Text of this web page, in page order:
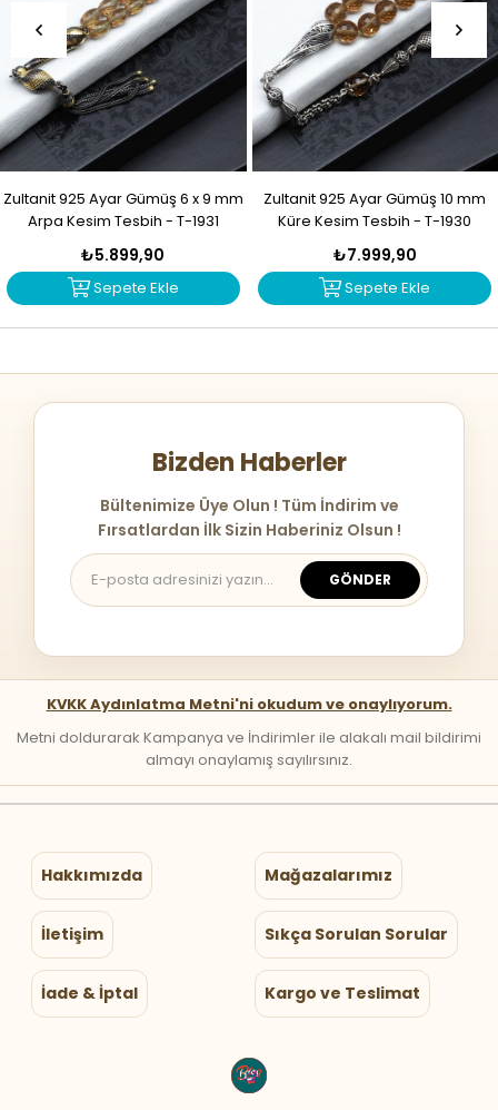
Zultanit 925 Ayar Gümüş 6 x 9 mm
Arpa Kesim Tesbih - T-1931
₺5.899,90
Sepete Ekle
Zultanit 925 Ayar Gümüş 10 mm
Küre Kesim Tesbih - T-1930
₺7.999,90
Sepete Ekle
Bizden Haberler
Bültenimize Üye Olun ! Tüm İndirim ve
Fırsatlardan İlk Sizin Haberiniz Olsun !
GÖNDER
KVKK Aydınlatma Metni'ni okudum ve onaylıyorum.
Metni doldurarak Kampanya ve İndirimler ile alakalı mail bildirimi
almayı onaylamış sayılırsınız.
Hakkımızda Mağazalarımız
İletişim Sıkça Sorulan Sorular
İade & İptal Kargo ve Teslimat